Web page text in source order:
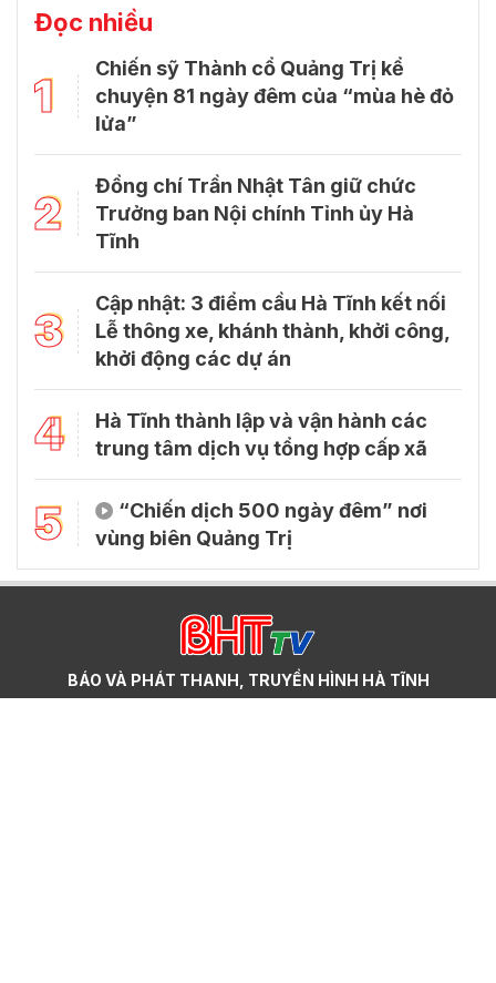
Đọc nhiều
1
Chiến sỹ Thành cổ Quảng Trị kể
chuyện 81 ngày đêm của “mùa hè đỏ
lửa”
2
Đồng chí Trần Nhật Tân giữ chức
Trưởng ban Nội chính Tỉnh ủy Hà
Tĩnh
3
Cập nhật: 3 điểm cầu Hà Tĩnh kết nối
Lễ thông xe, khánh thành, khởi công,
khởi động các dự án
4
Hà Tĩnh thành lập và vận hành các
trung tâm dịch vụ tổng hợp cấp xã
5
“Chiến dịch 500 ngày đêm” nơi
vùng biên Quảng Trị
BÁO VÀ PHÁT THANH, TRUYỀN HÌNH HÀ TĨNH